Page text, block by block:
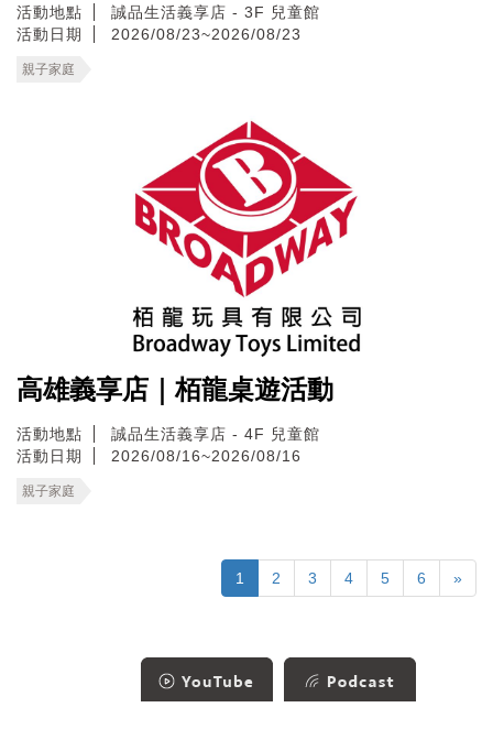
活動地點
誠品生活義享店 - 3F 兒童館
活動日期
2026/08/23~2026/08/23
親子家庭
高雄義享店｜栢龍桌遊活動
活動地點
誠品生活義享店 - 4F 兒童館
活動日期
2026/08/16~2026/08/16
親子家庭
1 2 3 4 5 6 »